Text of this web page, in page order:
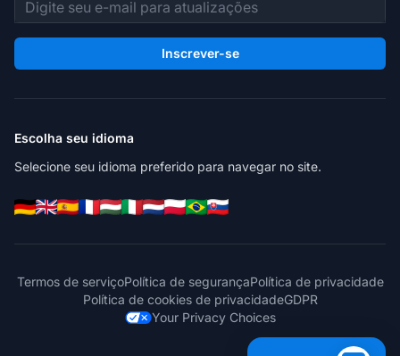
Inscrever-se
Escolha seu idioma
Selecione seu idioma preferido para navegar no site.
Termos de serviçoPolítica de segurançaPolítica de privacidade
Política de cookies de privacidadeGDPR
Your Privacy Choices